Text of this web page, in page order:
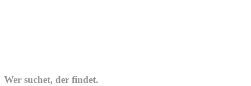
Wer suchet, der findet.